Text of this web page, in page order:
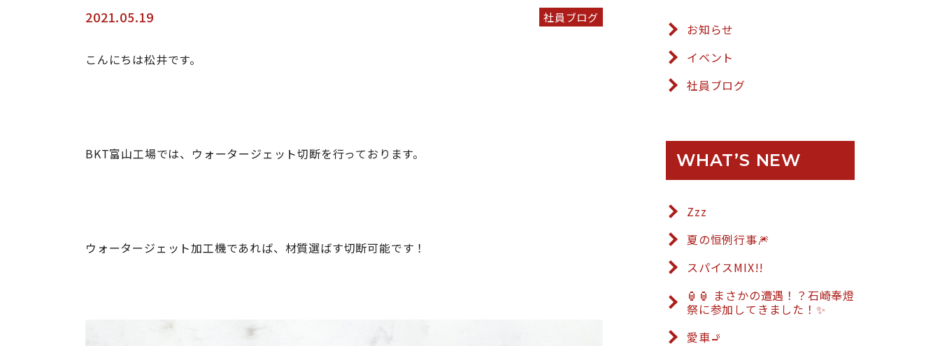
2021.05.19 社員ブログ
こんにちは松井です。
BKT富山工場では、ウォータージェット切断を行っております。
ウォータージェット加工機であれば、材質選ばす切断可能です！
お知らせ
イベント
社員ブログ
WHAT’S NEW
Zzz
夏の恒例行事🎆
スパイスMIX!!
🏮🏮 まさかの遭遇！？石崎奉燈
祭に参加してきました！✨
愛車🚬